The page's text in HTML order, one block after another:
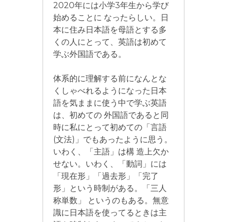
2020年には小学3年生から学び
始めることに なったらしい。日
本に住み日本語を母語とする多
くの人にとって、英語は初めて
学ぶ外国語である。
体系的に理解する前になんとな
くしゃべれるようになった日本
語を気ままに使う中で学ぶ英語
は、初めての 外国語であると同
時に私にとって初めての「言語
(文法)」でもあったように思う。
いわく、「主語」は構 造上欠か
せない。いわく、「動詞」には
「現在形」「過去形」「完了
形」という時制がある。「三人
称単数」 というのもある。無意
識に日本語を使ってるときは主